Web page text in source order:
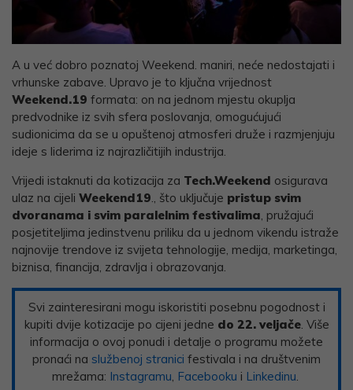
A u već dobro poznatoj Weekend. maniri, neće nedostajati i
vrhunske zabave. Upravo je to ključna vrijednost
Weekend.19 formata: on na jednom mjestu okuplja
predvodnike iz svih sfera poslovanja, omogućujući
sudionicima da se u opuštenoj atmosferi druže i razmjenjuju
ideje s liderima iz najrazličitijih industrija.
Vrijedi istaknuti da kotizacija za Tech.Weekend osigurava
ulaz na cijeli Weekend19., što uključuje pristup svim
dvoranama i svim paralelnim festivalima, pružajući
posjetiteljima jedinstvenu priliku da u jednom vikendu istraže
najnovije trendove iz svijeta tehnologije, medija, marketinga,
biznisa, financija, zdravlja i obrazovanja.
Svi zainteresirani mogu iskoristiti posebnu pogodnost i
kupiti dvije kotizacije po cijeni jedne do 22. veljače. Više
informacija o ovoj ponudi i detalje o programu možete
pronaći na službenoj stranici festivala i na društvenim
mrežama: Instagramu, Facebooku i Linkedinu.